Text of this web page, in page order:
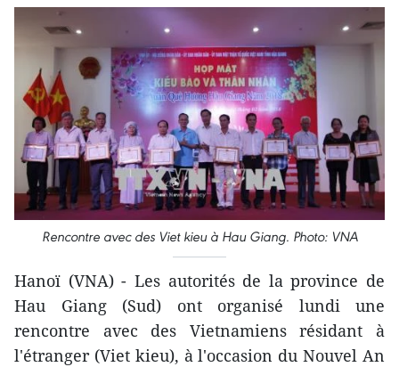
Rencontre avec des Viet kieu à Hau Giang. Photo: VNA
Hanoï (VNA) - Les autorités de la province de
Hau Giang (Sud) ont organisé lundi une
rencontre avec des Vietnamiens résidant à
l'étranger (Viet kieu), à l'occasion du Nouvel An